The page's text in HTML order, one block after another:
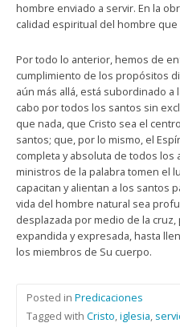
hombre enviado a servir. En la
calidad espiritual del hombre que
Por todo lo anterior, hemos de
cumplimiento de los propósitos
aún más allá, está subordinado a
cabo por todos los santos sin
que nada, que Cristo sea el
santos; que, por lo mismo, el
completa y absoluta de todos los
ministros de la palabra tomen el
capacitan y alientan a los santos
vida del hombre natural sea
desplazada por medio de la cruz,
expandida y expresada, hasta
los miembros de Su cuerpo.
Posted in Predicaciones
Tagged with Cristo,iglesia,